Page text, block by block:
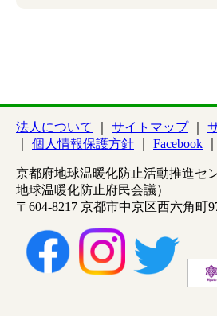
法人について サイトマップ
個人情報保護方針
Facebook
京都府地球温暖化防止活動推進セ
地球温暖化防止府民会議）
〒604-8217 京都市中京区西六角